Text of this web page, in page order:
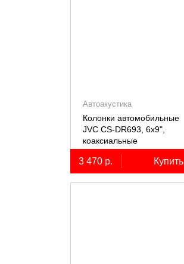
Автоакустика
Колонки автомобильные
JVC CS-DR693, 6х9",
коаксиальные
трёхполосные, 2 шт.
3 470 р. Купить